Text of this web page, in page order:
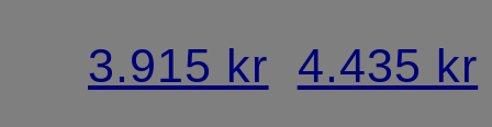
VANCOUVER
3.915 kr
MIDI
NEW
4.435 kr